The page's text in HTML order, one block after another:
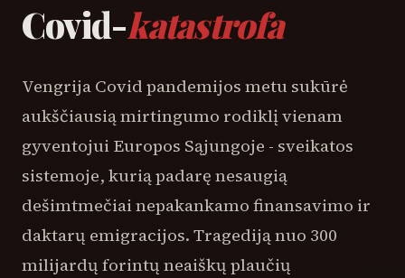
Covid-katastrofa
Vengrija Covid pandemijos metu sukūrė
aukščiausią mirtingumo rodiklį vienam
gyventojui Europos Sąjungoje - sveikatos
sistemoje, kurią padarę nesaugią
dešimtmečiai nepakankamo finansavimo ir
daktarų emigracijos. Tragediją nuo 300
milijardų forintų neaiškų plaučių